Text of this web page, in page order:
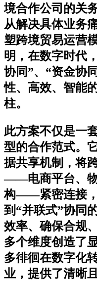
境合作公司的关
从解决具体业务
塑跨境贸易运营
明，在数字时代，
协同”、“资金协
性、高效、智能
柱。
此方案不仅是一
型的合作范式。
据共享机制，将
——电商平台、
构——紧密连接，
到“并联式”协同
效率、确保合规
多个维度创造了
多徘徊在数字化
业，提供了清晰